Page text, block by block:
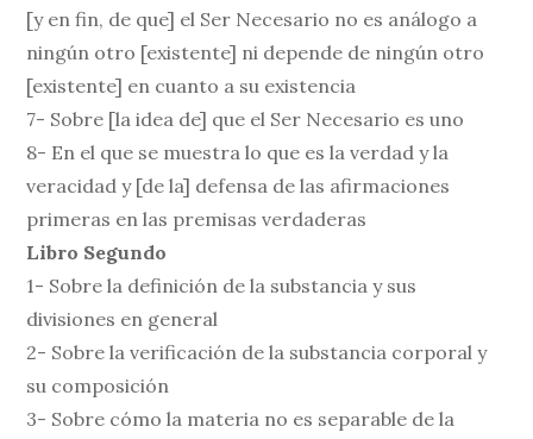
[y en fin, de que] el Ser Necesario no es análogo a
ningún otro [existente] ni depende de ningún otro
[existente] en cuanto a su existencia
7- Sobre [la idea de] que el Ser Necesario es uno
8- En el que se muestra lo que es la verdad y la
veracidad y [de la] defensa de las afirmaciones
primeras en las premisas verdaderas
Libro Segundo
1- Sobre la definición de la substancia y sus
divisiones en general
2- Sobre la verificación de la substancia corporal y
su composición
3- Sobre cómo la materia no es separable de la